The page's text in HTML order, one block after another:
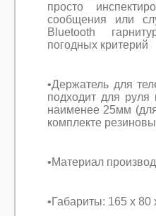
просто
сообщения или
Bluetooth
погодных критерий
•Держатель для
подходит для руля
наименее 25мм
комплекте
•Материал
•Габариты: 165 х 80